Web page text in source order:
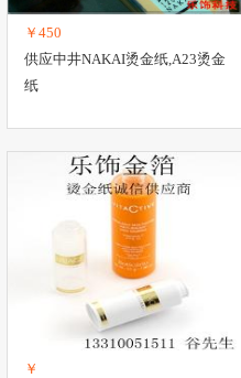
￥450
供应中井NAKAI烫金纸,A23烫金
纸
￥